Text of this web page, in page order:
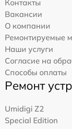
Контакты
Вакансии
О компании
Ремонтируемые
Наши услуги
Согласие на
Способы оплаты
Ремонт
Umidigi Z2
Special Edition